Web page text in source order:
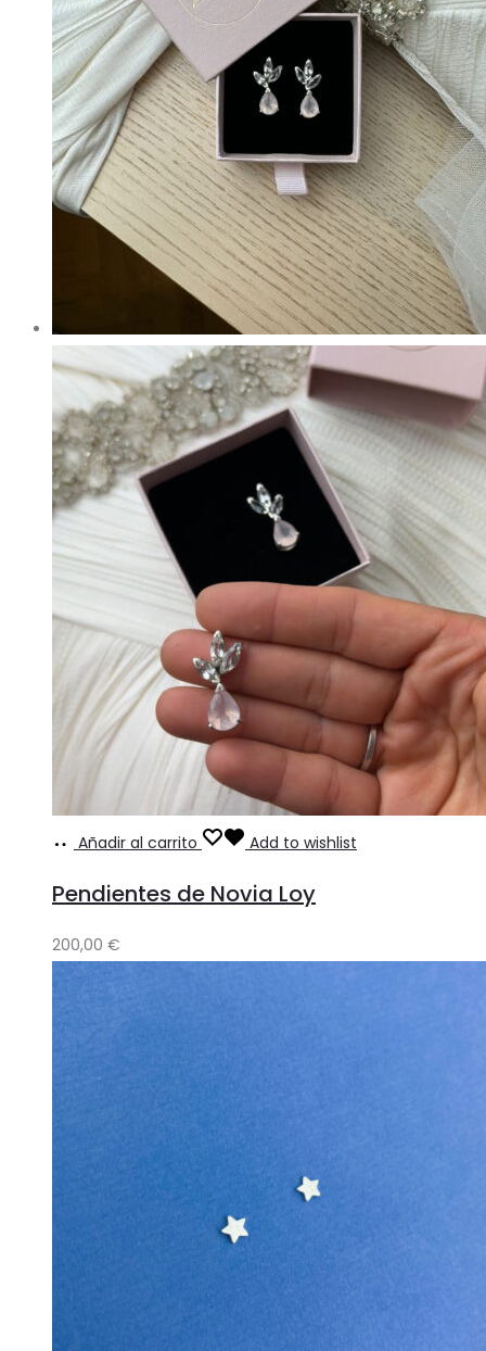
Añadir al carrito Add to wishlist
Pendientes de Novia Loy
200,00 €